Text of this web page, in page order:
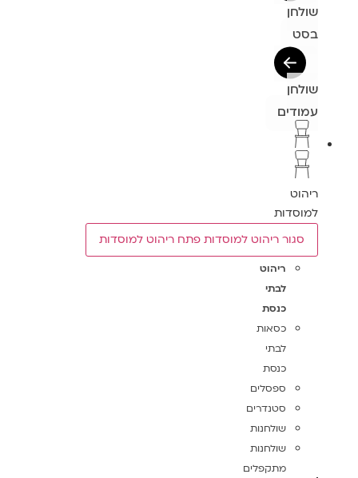
שולחן
בסט
שולחן
עמודים
ריהוט
למוסדות
סגור ריהוט למוסדות פתח ריהוט למוסדות
ריהוט
לבתי
כנסת
כסאות
לבתי
כנסת
ספסלים
סטנדרים
שולחנות
שולחנות
מתקפלים